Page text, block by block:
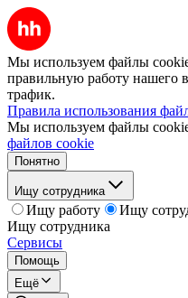
Мы используем файлы
правильную работу нашего
трафик.
Правила использования
Мы используем файлы
файлов cookie
Понятно
Ищу сотрудника
Ищу работу
Ищу
Ищу сотрудника
Сервисы
Помощь
Ещё